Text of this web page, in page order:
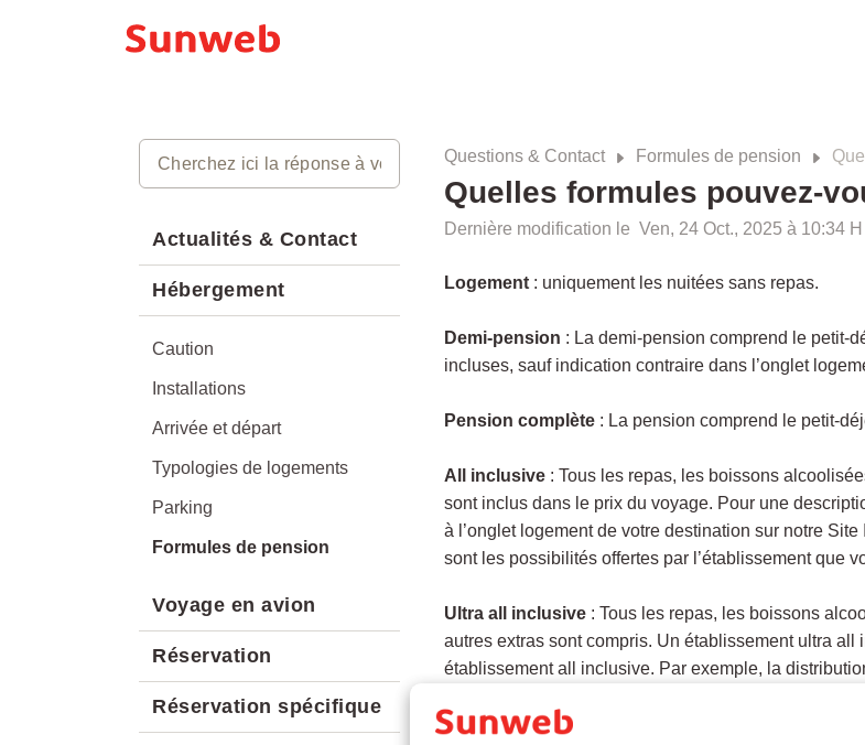
Actualités & Contact
Hébergement
Caution
Installations
Arrivée et départ
Typologies de logements
Parking
Formules de pension
Voyage en avion
Réservation
Réservation spécifique
Questions & Contact Formules de pension
Quelles formules pouvez-
Dernière modification le Ven, 24 Oct., 2025 à 10:34 H
Logement : uniquement les nuitées sans repas.
Demi-pension : La demi-pension comprend le petit-
incluses, sauf indication contraire dans l’onglet
Pension complète : La pension comprend le petit-
All inclusive : Tous les repas, les boissons
sont inclus dans le prix du voyage. Pour une
à l’onglet logement de votre destination sur notre
sont les possibilités offertes par l’établissement que
Ultra all inclusive : Tous les repas, les boissons
autres extras sont compris. Un établissement ultra
établissement all inclusive. Par exemple, la
également possible que des boissons importées
extras inclus dans la description de l’établissement,